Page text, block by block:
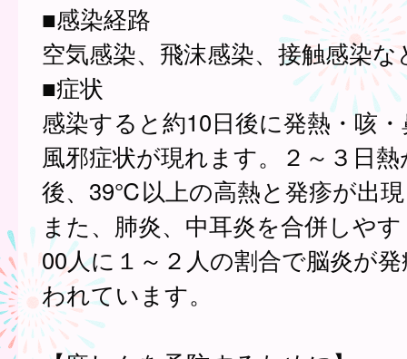
■感染経路
空気感染、飛沫感染、接触感染な
■症状
感染すると約10日後に発熱・咳
風邪症状が現れます。２～３日
後、39℃以上の高熱と発疹が出
また、肺炎、中耳炎を合併しや
00人に１～２人の割合で脳炎が
われています。